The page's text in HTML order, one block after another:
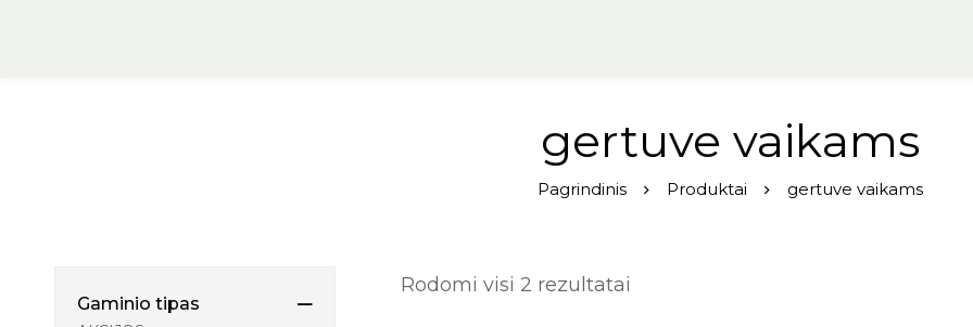
gertuve vaikams
Pagrindinis Produktai gertuve vaikams
Gaminio tipas
Rodomi visi 2 rezultatai